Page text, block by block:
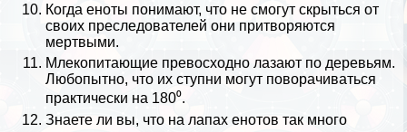
Когда еноты понимают, что не смогут скрыться от
своих преследователей они притворяются
мертвыми.
Млекопитающие превосходно лазают по деревьям.
Любопытно, что их ступни могут поворачиваться
пpaктически на 180⁰.
Знаете ли вы, что на лапах енотов так много